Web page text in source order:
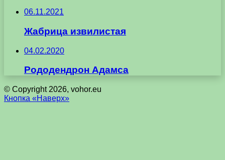
06.11.2021
Жабрица извилистая
04.02.2020
Рододендрон Адамса
© Copyright 2026, vohor.eu
Кнопка «Наверх»